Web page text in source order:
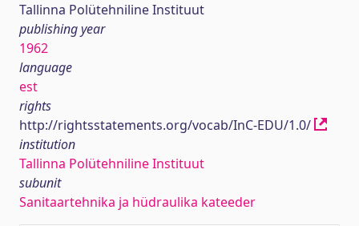
Tallinna Polütehniline Instituut
publishing year
1962
language
est
rights
http://rightsstatements.org/vocab/InC-EDU/1.0/
institution
Tallinna Polütehniline Instituut
subunit
Sanitaartehnika ja hüdraulika kateeder